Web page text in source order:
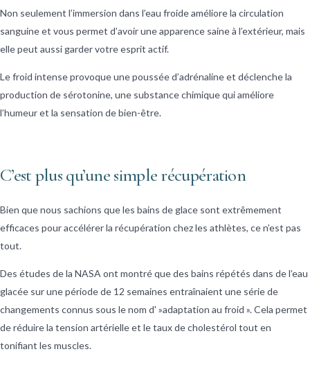
Non seulement l’immersion dans l’eau froide améliore la circulation
sanguine et vous permet d’avoir une apparence saine à l’extérieur, mais
elle peut aussi garder votre esprit actif.
Le froid intense provoque une poussée d’adrénaline et déclenche la
production de sérotonine, une substance chimique qui améliore
l’humeur et la sensation de bien-être.
C’est plus qu’une simple récupération
Bien que nous sachions que les bains de glace sont extrêmement
efficaces pour accélérer la récupération chez les athlètes, ce n’est pas
tout.
Des études de la NASA ont montré que des bains répétés dans de l’eau
glacée sur une période de 12 semaines entraînaient une série de
changements connus sous le nom d' »adaptation au froid ». Cela permet
de réduire la tension artérielle et le taux de cholestérol tout en
tonifiant les muscles.